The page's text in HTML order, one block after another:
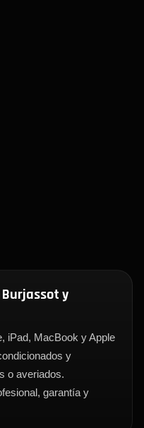
Burjassot y
iPad, MacBook y Apple
y
o averiados.
garantía y